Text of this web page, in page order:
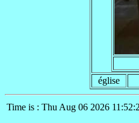
église
Time is : Thu Aug 06 2026